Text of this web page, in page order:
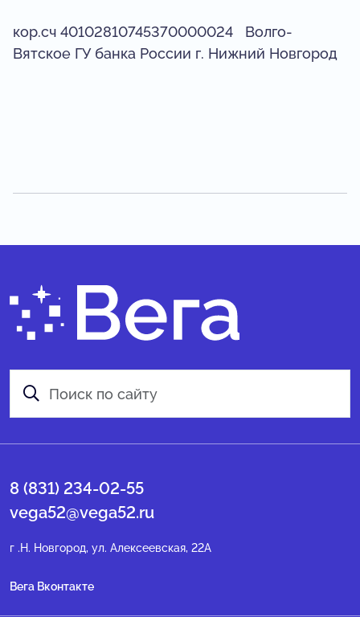
кор.сч 40102810745370000024 Волго-
Вятское ГУ банка России г. Нижний Новгород
8 (831) 234-02-55
vega52@vega52.ru
г .Н. Новгород, ул. Алексеевская, 22А
Вега Вконтакте